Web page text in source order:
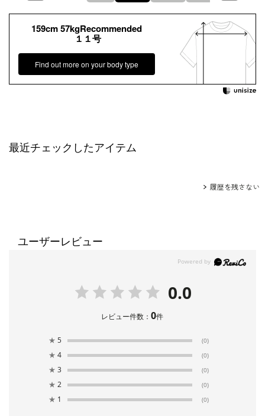
159cm 57kgRecommended
１１号
Find out more on your body type
最近チェックしたアイテム
履歴を残さない
ユーザーレビュー
0.0
レビュー件数：0件
★ 5 (0)
★ 4 (0)
★ 3 (0)
★ 2 (0)
★ 1 (0)